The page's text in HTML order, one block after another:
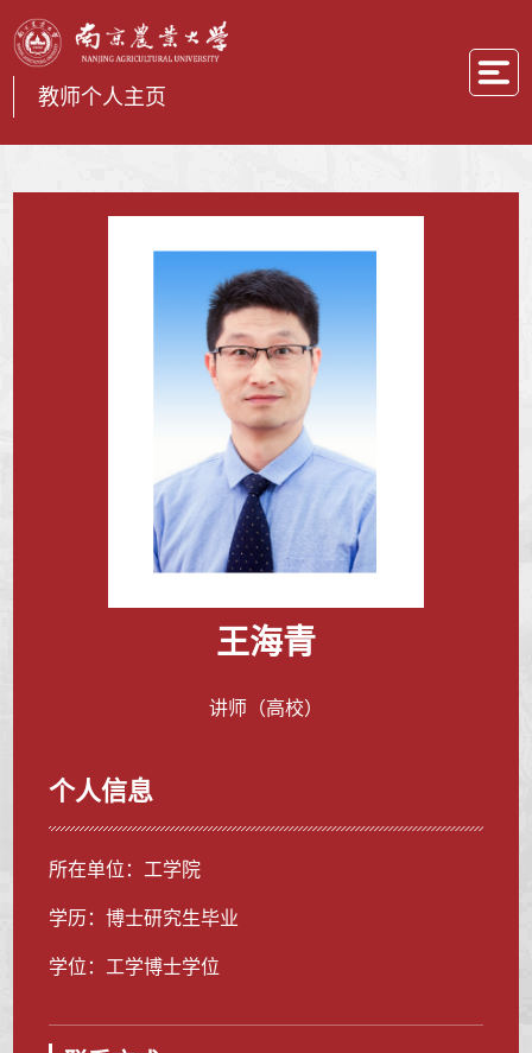
教师个人主页
王海青
讲师（高校）
个人信息
所在单位：工学院
学历：博士研究生毕业
学位：工学博士学位